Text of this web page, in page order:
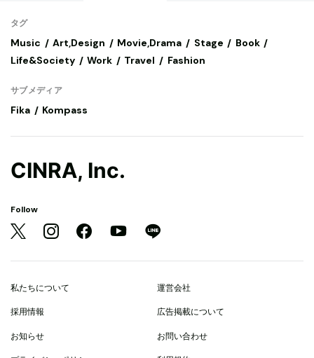
タグ
Music Art,Design Movie,Drama Stage
Book
Life&Society
Work Travel Fashion
サブメディア
Fika Kompass
CINRA, Inc.
Follow
私たちについて 運営会社
採用情報 広告掲載について
お知らせ お問い合わせ